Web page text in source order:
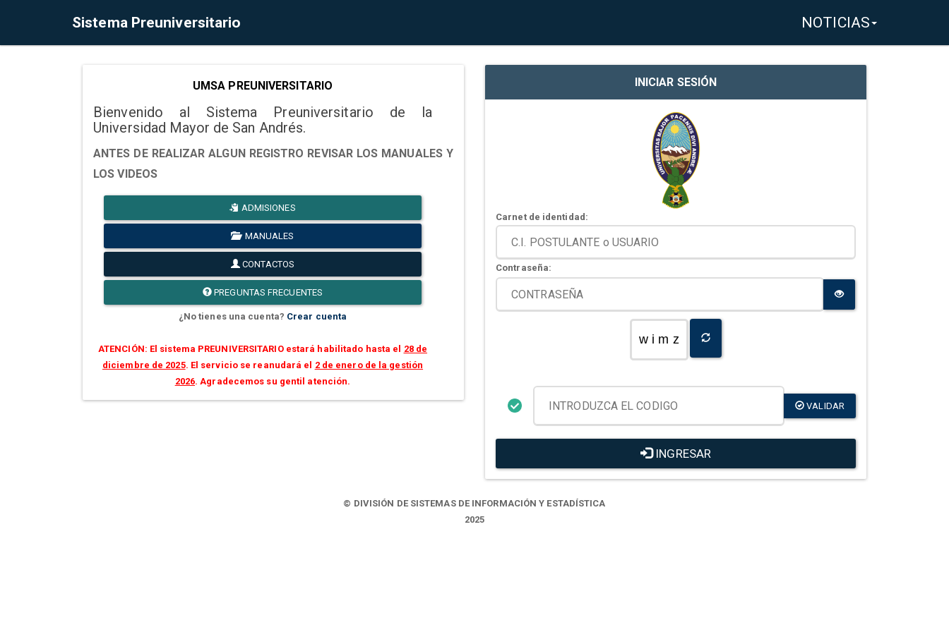
Sistema Preuniversitario NOTICIAS
UMSA PREUNIVERSITARIO
Bienvenido al Sistema Preuniversitario de la
Universidad Mayor de San Andrés.
ANTES DE REALIZAR ALGUN REGISTRO REVISAR LOS MANUALES Y
LOS VIDEOS
ADMISIONES
MANUALES
CONTACTOS
PREGUNTAS FRECUENTES
¿No tienes una cuenta? Crear cuenta
ATENCIÓN: El sistema PREUNIVERSITARIO estará habilitado hasta el 28 de
diciembre de 2025. El servicio se reanudará el 2 de enero de la gestión
2026. Agradecemos su gentil atención.
INICIAR SESIÓN
Carnet de identidad:
Contraseña:
w i m z
VALIDAR
INGRESAR
© DIVISIÓN DE SISTEMAS DE INFORMACIÓN Y ESTADÍSTICA
2025